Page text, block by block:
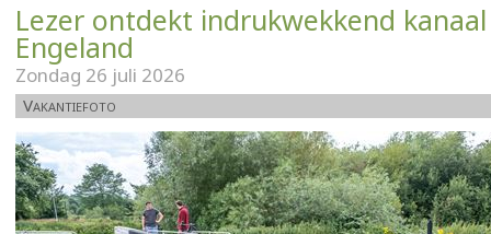
Lezer ontdekt indrukwekkend
Engeland
Zondag 26 juli 2026
Vakantiefoto